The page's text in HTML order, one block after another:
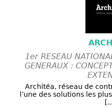
1er RESEAU
GENERAUX :
Architéa, réseau de
l’une des solutions les